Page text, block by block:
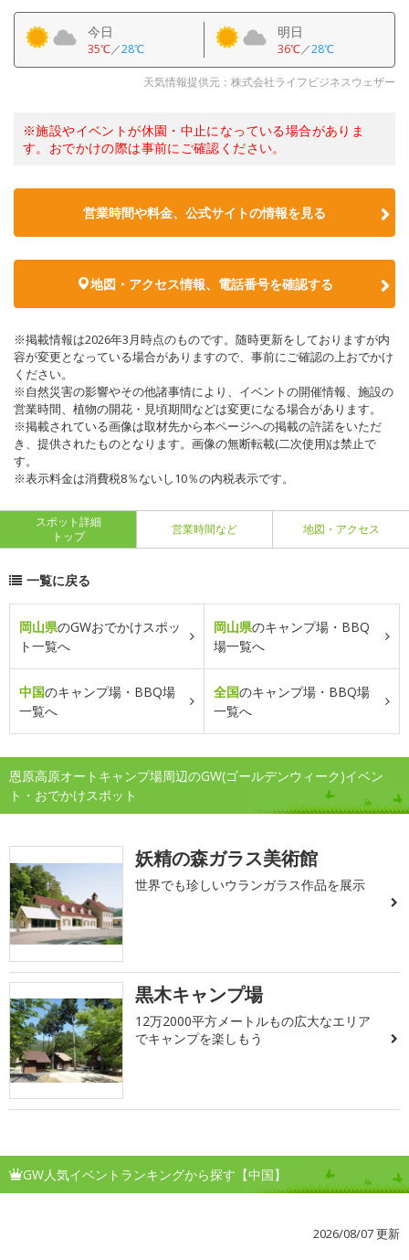
今日
35℃／28℃
明日
36℃／28℃
天気情報提供元：株式会社ライフビジネスウェザー
※施設やイベントが休園・中止になっている場合がありま
す。おでかけの際は事前にご確認ください。
営業時間や料金、公式サイトの情報を見る
地図・アクセス情報、電話番号を確認する
※掲載情報は2026年3月時点のものです。随時更新をしておりますが内
容が変更となっている場合がありますので、事前にご確認の上おでかけ
ください。
※自然災害の影響やその他諸事情により、イベントの開催情報、施設の
営業時間、植物の開花・見頃期間などは変更になる場合があります。
※掲載されている画像は取材先から本ページへの掲載の許諾をいただ
き、提供されたものとなります。画像の無断転載(二次使用)は禁止で
す。
※表示料金は消費税8％ないし10％の内税表示です。
スポット詳細
トップ
営業時間など 地図・アクセス
一覧に戻る
岡山県のGWおでかけスポッ
ト一覧へ
岡山県のキャンプ場・BBQ
場一覧へ
中国のキャンプ場・BBQ場
一覧へ
全国のキャンプ場・BBQ場
一覧へ
恩原高原オートキャンプ場周辺のGW(ゴールデンウィーク)イベン
ト・おでかけスポット
妖精の森ガラス美術館
世界でも珍しいウランガラス作品を展示
黒木キャンプ場
12万2000平方メートルもの広大なエリア
でキャンプを楽しもう
GW人気イベントランキングから探す【中国】
2026/08/07 更新